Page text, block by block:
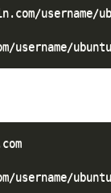
username/
username/